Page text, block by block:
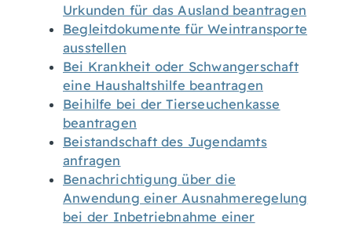
Urkunden für das Ausland beantragen
Begleitdokumente für Weintransporte
ausstellen
Bei Krankheit oder Schwangerschaft
eine Haushaltshilfe beantragen
Beihilfe bei der Tierseuchenkasse
beantragen
Beistandschaft des Jugendamts
anfragen
Benachrichtigung über die
Anwendung einer Ausnahmeregelung
bei der Inbetriebnahme einer